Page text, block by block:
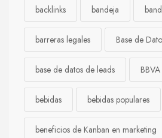
backlinks bandeja
barreras legales Base de
base de datos de leads BBVA
bebidas bebidas populares
beneficios de Kanban en marketing